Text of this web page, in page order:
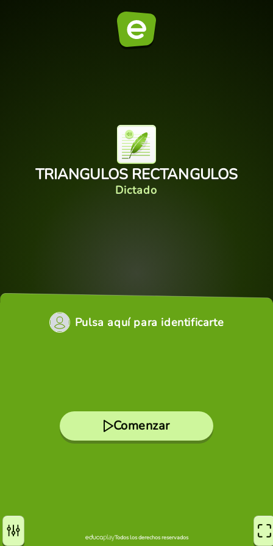
TRIANGULOS RECTANGULOS
Dictado
Pulsa aquí para identificarte
Comenzar
Todos los derechos reservados